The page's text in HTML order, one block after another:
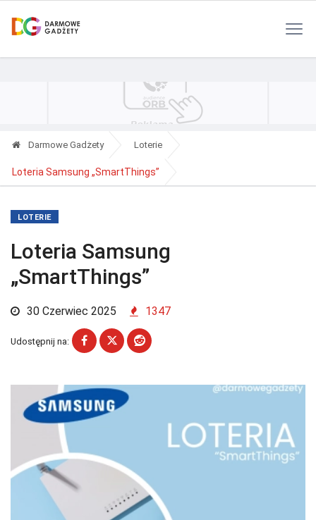
Darmowe Gadżety Loterie
Loteria Samsung „SmartThings”
LOTERIE
Loteria Samsung
„SmartThings”
30 Czerwiec 2025 1347
Udostępnij na: